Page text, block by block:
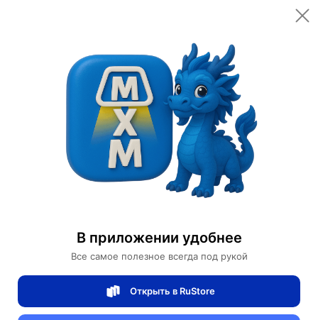
В приложении удобнее
Все самое полезное всегда под рукой
Открыть в RuStore
Открыть
Категории
Товары для красоты
Уход за телом
Скраб для тела
Скраб для тела Wokali Клубника 500 мл
0 отзывов 0
Магазин Bioaqua